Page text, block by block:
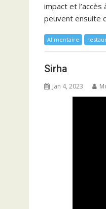
impact et
peuvent ensuite
Alimentaire
Sirha
Jan 4, 2023